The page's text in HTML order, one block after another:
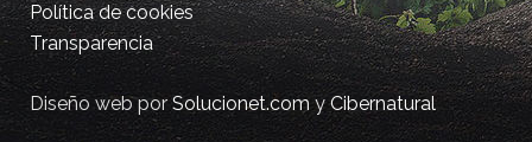
Política de cookies
Transparencia
Diseño web porSolucionet.comyCibernatural